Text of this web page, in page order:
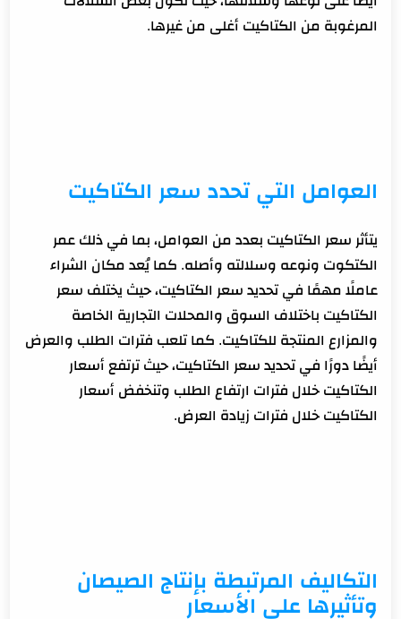
المرغوبة من الكتاكيت أغلى من غيرها.
العوامل التي تحدد سعر الكتاكيت
يتأثر سعر الكتاكيت بعدد من العوامل، بما في ذلك عمر
الكتكوت ونوعه وسلالته وأصله. كما يُعد مكان الشراء
عاملًا مهمًا في تحديد سعر الكتاكيت، حيث يختلف سعر
الكتاكيت باختلاف السوق والمحلات التجارية الخاصة
والمزارع المنتجة للكتاكيت. كما تلعب فترات الطلب والعرض
أيضًا دورًا في تحديد سعر الكتاكيت، حيث ترتفع أسعار
الكتاكيت خلال فترات ارتفاع الطلب وتنخفض أسعار
الكتاكيت خلال فترات زيادة العرض.
التكاليف المرتبطة بإنتاج الصيصان
وتأثيرها على الأسعار